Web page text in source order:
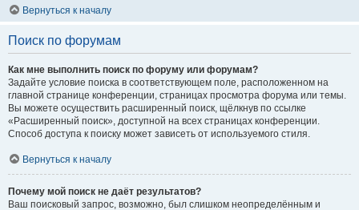
Вернуться к началу
Поиск по форумам
Как мне выполнить поиск по форуму или форумам?
Задайте условие поиска в соответствующем поле, расположенном на
главной странице конференции, страницах просмотра форума или темы.
Вы можете осуществить расширенный поиск, щёлкнув по ссылке
«Расширенный поиск», доступной на всех страницах конференции.
Способ доступа к поиску может зависеть от используемого стиля.
Вернуться к началу
Почему мой поиск не даёт результатов?
Ваш поисковый запрос, возможно, был слишком неопределённым и